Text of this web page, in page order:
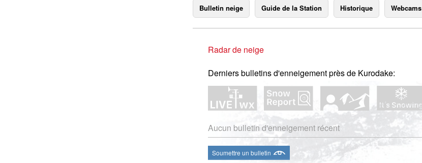
Bulletin neige Guide de la Station Historique Webcams
Radar de neige
Derniers bulletins d'enneigement près de Kurodake:
Aucun bulletin d'enneigement récent
Soumettre un bulletin